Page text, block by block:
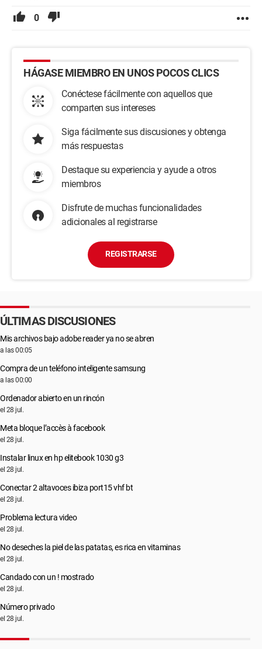
0
HÁGASE MIEMBRO EN UNOS POCOS CLICS
Conéctese fácilmente con aquellos que
comparten sus intereses
Siga fácilmente sus discusiones y obtenga
más respuestas
Destaque su experiencia y ayude a otros
miembros
Disfrute de muchas funcionalidades
adicionales al registrarse
REGISTRARSE
ÚLTIMAS DISCUSIONES
Mis archivos bajo adobe reader ya no se abren
a las 00:05
Compra de un teléfono inteligente samsung
a las 00:00
Ordenador abierto en un rincón
el 28 jul.
Meta bloque l’accès à facebook
el 28 jul.
Instalar linux en hp elitebook 1030 g3
el 28 jul.
Conectar 2 altavoces ibiza port15 vhf bt
el 28 jul.
Problema lectura video
el 28 jul.
No deseches la piel de las patatas, es rica en vitaminas
el 28 jul.
Candado con un ! mostrado
el 28 jul.
Número privado
el 28 jul.